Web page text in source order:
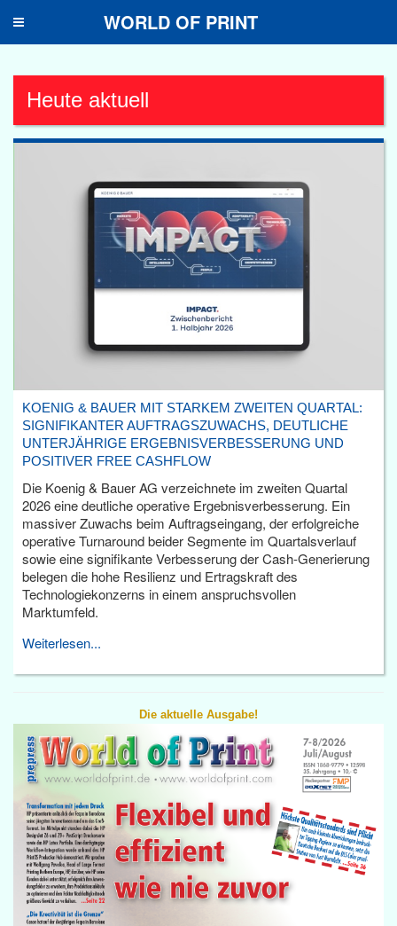
Toggle
WORLD OF PRINT
Heute aktuell
KOENIG & BAUER MIT STARKEM ZWEITEN QUARTAL:
SIGNIFIKANTER AUFTRAGSZUWACHS, DEUTLICHE
UNTERJÄHRIGE ERGEBNISVERBESSERUNG UND
POSITIVER FREE CASHFLOW
Die Koenig & Bauer AG verzeichnete im zweiten Quartal
2026 eine deutliche operative Ergebnisverbesserung. Ein
massiver Zuwachs beim Auftragseingang, der erfolgreiche
operative Turnaround beider Segmente im Quartalsverlauf
sowie eine signifikante Verbesserung der Cash-Generierung
belegen die hohe Resilienz und Ertragskraft des
Technologiekonzerns in einem anspruchsvollen
Marktumfeld.
Weiterlesen...
Die aktuelle Ausgabe!